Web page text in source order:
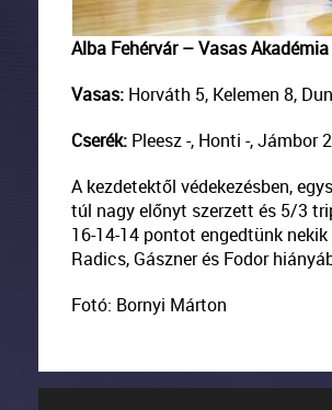
Alba Fehérvár – Vasas
Vasas:Horváth 5, Kelemen 8,
Cserék:Pleesz -, Honti -, Jámbor
A kezdetektől védekezésben,
túl nagy előnyt szerzett és 5/3
16-14-14 pontot engedtünk
Radics, Gászner és Fodor
Fotó: Bornyi Márton